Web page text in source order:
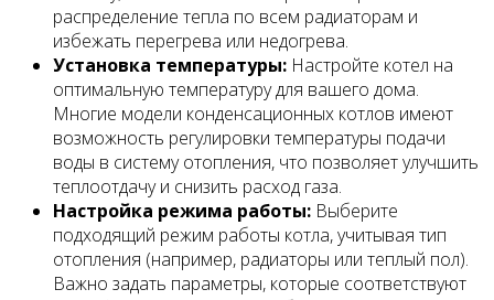
распределение тепла по всем радиаторам и
избежать перегрева или недогрева.
Установка температуры: Настройте котел на
оптимальную температуру для вашего дома.
Многие модели конденсационных котлов имеют
возможность регулировки температуры подачи
воды в систему отопления, что позволяет улучшить
теплоотдачу и снизить расход газа.
Настройка режима работы: Выберите
подходящий режим работы котла, учитывая тип
отопления (например, радиаторы или теплый пол).
Важно задать параметры, которые соответствуют